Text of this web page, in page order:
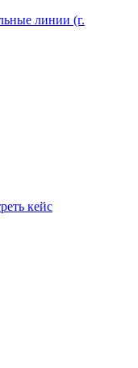
линии (г.
кейс